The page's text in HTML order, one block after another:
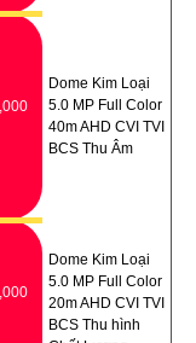
Dome Kim Loại
5.0 MP Full Color
40m AHD CVI TVI
BCS Thu Âm
Dome Kim Loại
5.0 MP Full Color
20m AHD CVI TVI
BCS Thu hình